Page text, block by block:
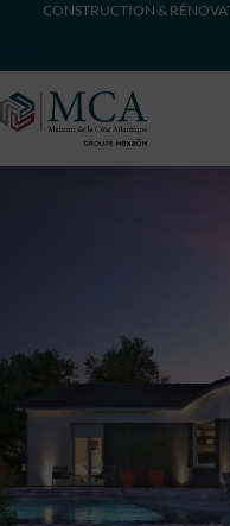
CONSTRUCTION &